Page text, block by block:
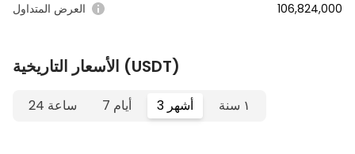
العرض المتداول 106,824,000
الأسعار التاريخية (USDT)
24 ساعة 7 أيام 3 أشهر ١ سنة